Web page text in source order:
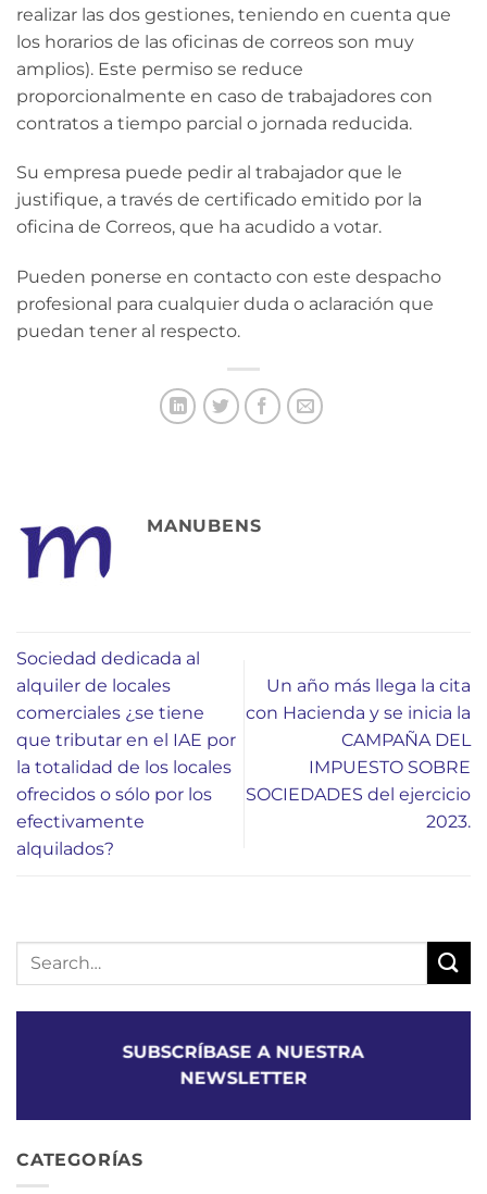
realizar las dos gestiones, teniendo en cuenta que
los horarios de las oficinas de correos son muy
amplios). Este permiso se reduce
proporcionalmente en caso de trabajadores con
contratos a tiempo parcial o jornada reducida.
Su empresa puede pedir al trabajador que le
justifique, a través de certificado emitido por la
oficina de Correos, que ha acudido a votar.
Pueden ponerse en contacto con este despacho
profesional para cualquier duda o aclaración que
puedan tener al respecto.
MANUBENS
Sociedad dedicada al
alquiler de locales
comerciales ¿se tiene
que tributar en el IAE por
la totalidad de los locales
ofrecidos o sólo por los
efectivamente
alquilados?
Un año más llega la cita
con Hacienda y se inicia la
CAMPAÑA DEL
IMPUESTO SOBRE
SOCIEDADES del ejercicio
2023.
SUBSCRÍBASE A NUESTRA
NEWSLETTER
CATEGORÍAS